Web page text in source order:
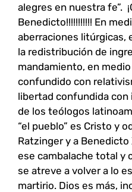
alegres en nuestra fe”.
Benedicto!!!!!!!!!!! En
aberraciones litúrgicas,
la redistribución de
mandamiento, en
confundido con
libertad confundida
de los teólogos
“el pueblo” es Cristo y
Ratzinger y a
ese cambalache total y
se atreve a volver a lo
martirio. Dios es más,